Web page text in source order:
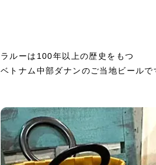
ラルーは100年以上の歴史をもつ
ベトナム中部ダナンのご当地ビールで